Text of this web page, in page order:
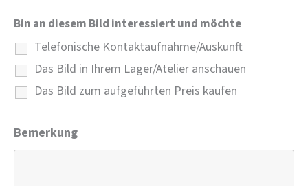
Bin an diesem Bild interessiert und möchte
Telefonische Kontaktaufnahme/Auskunft
Das Bild in Ihrem Lager/Atelier anschauen
Das Bild zum aufgeführten Preis kaufen
Bemerkung